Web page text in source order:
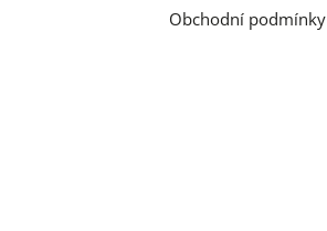
Obchodní podmínky